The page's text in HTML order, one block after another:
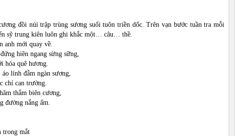
đồi núi trập trùng sương suối tuôn triền dốc. Trên vạn bước tuần tra mỗi
sỹ trung kiên luôn ghi khắc một… câu… thề.
anh mới quay về.
hiên ngang sừng sững,
hóa quê hương.
lính đẫm ngàn sương,
chí can trường.
thẳm biên cương,
đường nắng ấm.
trong mắt